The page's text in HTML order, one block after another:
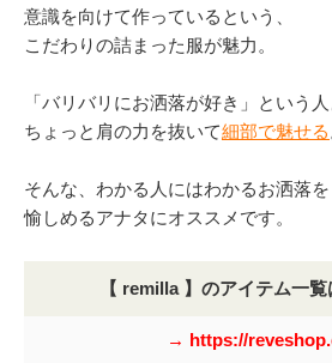
意識を向けて作っているという、
こだわりの詰まった服が魅力。
「バリバリにお洒落が好き」という人
ちょっと肩の力を抜いて細部で魅せる
そんな、わかる人にはわかるお洒落を
愉しめるアナタにオススメです。
【 remilla 】のアイテム一
→ https://